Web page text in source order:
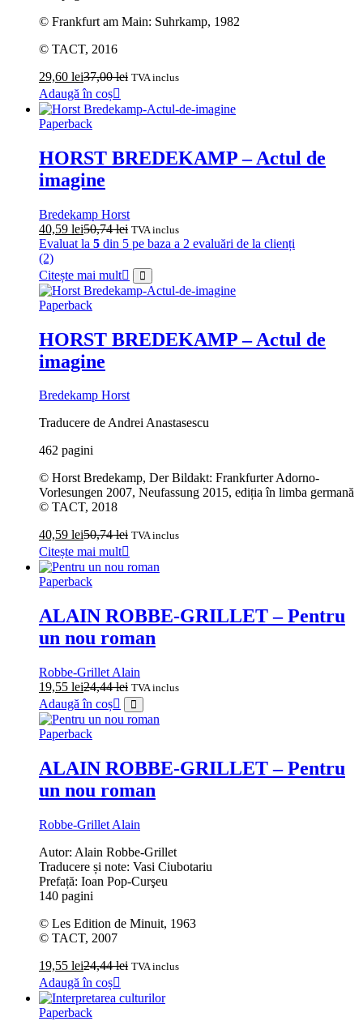
© Frankfurt am Main: Suhrkamp, 1982
© TACT, 2016
29,60 lei37,00lei TVA inclus
Adaugă în coș
Paperback
HORST BREDEKAMP – Actul de
imagine
Bredekamp Horst
40,59 lei50,74lei TVA inclus
Evaluat la 5 din 5 pe baza a 2 evaluări de la clienți
(2)
Citește mai mult
Paperback
HORST BREDEKAMP – Actul de
imagine
Bredekamp Horst
Traducere de Andrei Anastasescu
462 pagini
© Horst Bredekamp, Der Bildakt: Frankfurter Adorno-
Vorlesungen 2007, Neufassung 2015, ediția în limba germană
© TACT, 2018
40,59 lei50,74lei TVA inclus
Citește mai mult
Paperback
ALAIN ROBBE-GRILLET – Pentru
un nou roman
Robbe-Grillet Alain
19,55 lei24,44lei TVA inclus
Adaugă în coș
Paperback
ALAIN ROBBE-GRILLET – Pentru
un nou roman
Robbe-Grillet Alain
Autor: Alain Robbe-Grillet
Traducere și note: Vasi Ciubotariu
Prefață: Ioan Pop-Curşeu
140 pagini
© Les Edition de Minuit, 1963
© TACT, 2007
19,55 lei24,44lei TVA inclus
Adaugă în coș
Paperback